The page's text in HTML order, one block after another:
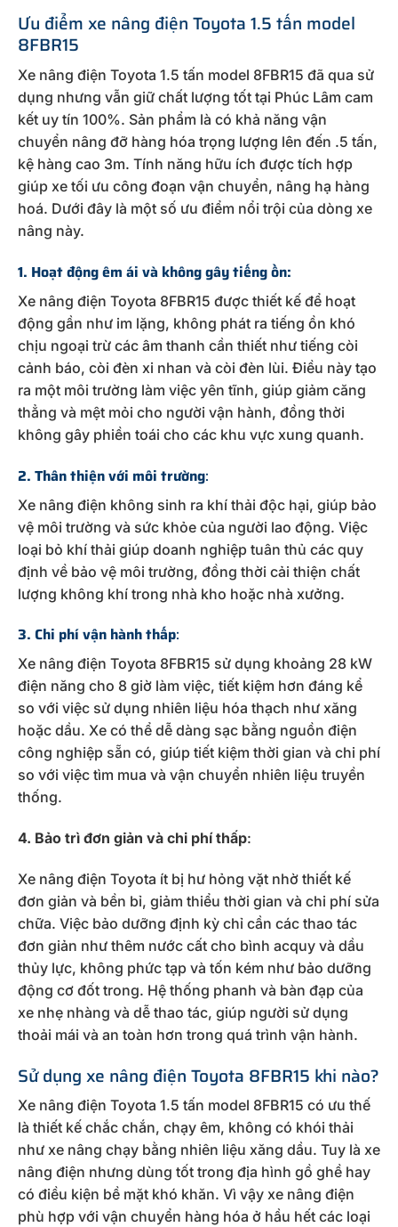
Ưu điểm xe nâng điện Toyota 1.5 tấn model
8FBR15
Xe nâng điện Toyota 1.5 tấn model 8FBR15 đã qua sử
dụng nhưng vẫn giữ chất lượng tốt tại Phúc Lâm cam
kết uy tín 100%. Sản phẩm là có khả năng vận
chuyển nâng đỡ hàng hóa trọng lượng lên đến .5 tấn,
kệ hàng cao 3m. Tính năng hữu ích được tích hợp
giúp xe tối ưu công đoạn vận chuyển, nâng hạ hàng
hoá. Dưới đây là một số ưu điểm nổi trội của dòng xe
nâng này.
1. Hoạt động êm ái và không gây tiếng ồn:
Xe nâng điện Toyota 8FBR15 được thiết kế để hoạt
động gần như im lặng, không phát ra tiếng ồn khó
chịu ngoại trừ các âm thanh cần thiết như tiếng còi
cảnh báo, còi đèn xi nhan và còi đèn lùi. Điều này tạo
ra một môi trường làm việc yên tĩnh, giúp giảm căng
thẳng và mệt mỏi cho người vận hành, đồng thời
không gây phiền toái cho các khu vực xung quanh.
2. Thân thiện với môi trường:
Xe nâng điện không sinh ra khí thải độc hại, giúp bảo
vệ môi trường và sức khỏe của người lao động. Việc
loại bỏ khí thải giúp doanh nghiệp tuân thủ các quy
định về bảo vệ môi trường, đồng thời cải thiện chất
lượng không khí trong nhà kho hoặc nhà xưởng.
3. Chi phí vận hành thấp:
Xe nâng điện Toyota 8FBR15 sử dụng khoảng 28 kW
điện năng cho 8 giờ làm việc, tiết kiệm hơn đáng kể
so với việc sử dụng nhiên liệu hóa thạch như xăng
hoặc dầu. Xe có thể dễ dàng sạc bằng nguồn điện
công nghiệp sẵn có, giúp tiết kiệm thời gian và chi phí
so với việc tìm mua và vận chuyển nhiên liệu truyền
thống.
4. Bảo trì đơn giản và chi phí thấp:
Xe nâng điện Toyota ít bị hư hỏng vặt nhờ thiết kế
đơn giản và bền bỉ, giảm thiểu thời gian và chi phí sửa
chữa. Việc bảo dưỡng định kỳ chỉ cần các thao tác
đơn giản như thêm nước cất cho bình acquy và dầu
thủy lực, không phức tạp và tốn kém như bảo dưỡng
động cơ đốt trong. Hệ thống phanh và bàn đạp của
xe nhẹ nhàng và dễ thao tác, giúp người sử dụng
thoải mái và an toàn hơn trong quá trình vận hành.
Sử dụng xe nâng điện Toyota 8FBR15 khi nào?
Xe nâng điện Toyota 1.5 tấn model 8FBR15 có ưu thế
là thiết kế chắc chắn, chạy êm, không có khói thải
như xe nâng chạy bằng nhiên liệu xăng dầu. Tuy là xe
nâng điện nhưng dùng tốt trong địa hình gồ ghề hay
có điều kiện bề mặt khó khăn. Vì vậy xe nâng điện
phù hợp với vận chuyển hàng hóa ở hầu hết các loại